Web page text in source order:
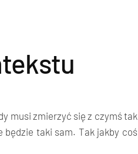
musi zmierzyć się z czymś tak
będzie taki sam. Tak jakby coś